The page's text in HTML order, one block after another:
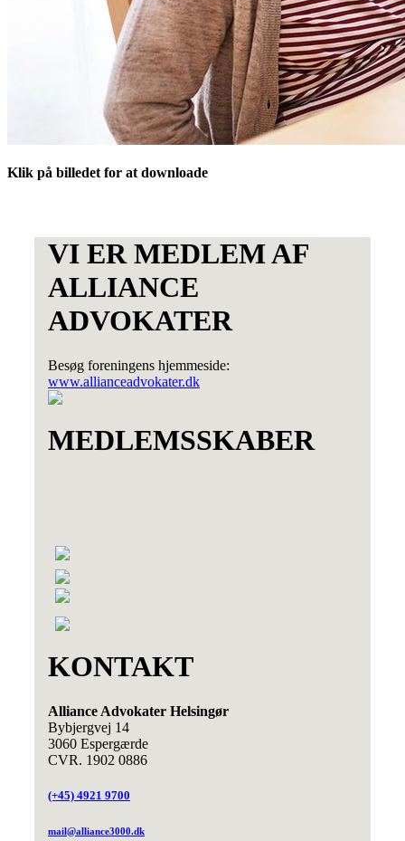
Klik på billedet for at downloade
VI ER MEDLEM AF
ALLIANCE
ADVOKATER
Besøg foreningens hjemmeside:
www.allianceadvokater.dk
MEDLEMSSKABER
KONTAKT
Alliance Advokater Helsingør
Bybjergvej 14
3060 Espergærde
CVR. 1902 0886
(+45) 4921 9700
mail@alliance3000.dk